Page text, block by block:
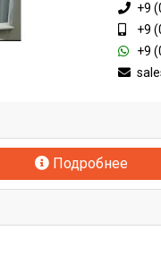
+9
+9
+9
Подробнее